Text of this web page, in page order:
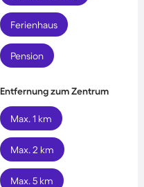
Ferienhaus
Pension
Entfernung zum Zentrum
Max. 1 km
Max. 2 km
Max. 5 km